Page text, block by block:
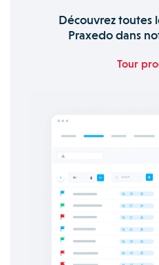
Découvrez toutes
Praxedo dans
Tour